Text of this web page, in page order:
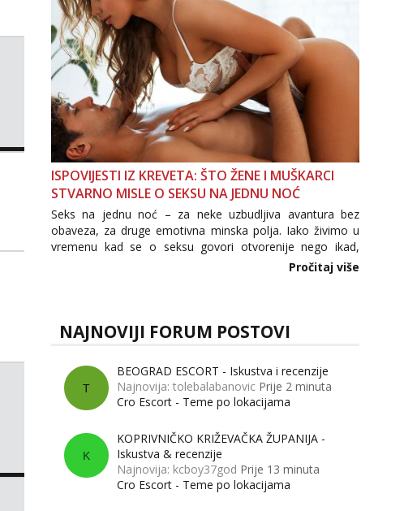
ISPOVIJESTI IZ KREVETA: ŠTO ŽENE I MUŠKARCI
STVARNO MISLE O SEKSU NA JEDNU NOĆ
Seks na jednu noć – za neke uzbudljiva avantura bez
obaveza, za druge emotivna minska polja. Iako živimo u
vremenu kad se o seksu govori otvorenije nego ikad,
tema „jedne noći strasti“ i dalje izaziva burne rasprave. Što
Pročitaj više
NAJNOVIJI FORUM POSTOVI
T
BEOGRAD ESCORT - Iskustva i recenzije
Najnovija: tolebalabanovic Prije 2 minuta
Cro Escort - Teme po lokacijama
K
KOPRIVNIČKO KRIŽEVAČKA ŽUPANIJA -
Iskustva & recenzije
Najnovija: kcboy37god Prije 13 minuta
Cro Escort - Teme po lokacijama